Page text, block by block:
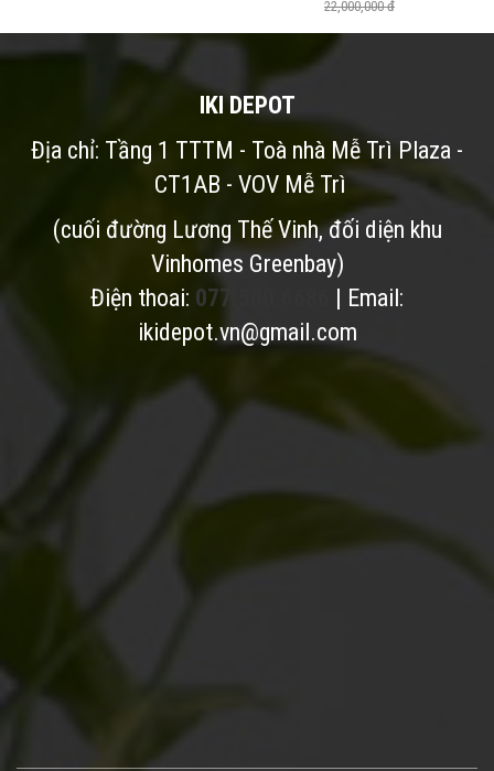
IKI DEPOT
Địa chỉ: Tầng 1 TTTM - Toà nhà Mễ Trì Plaza -
CT1AB - VOV Mễ Trì
(cuối đường Lương Thế Vinh, đối diện khu
Vinhomes Greenbay)
Điện thoai: 077.500.6686
| Email:
ikidepot.vn@gmail.com